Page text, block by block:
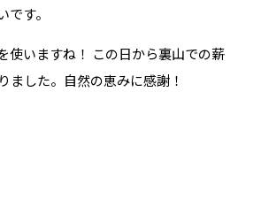
す。
使いますね！ この日から裏山での薪
ました。自然の恵みに感謝！